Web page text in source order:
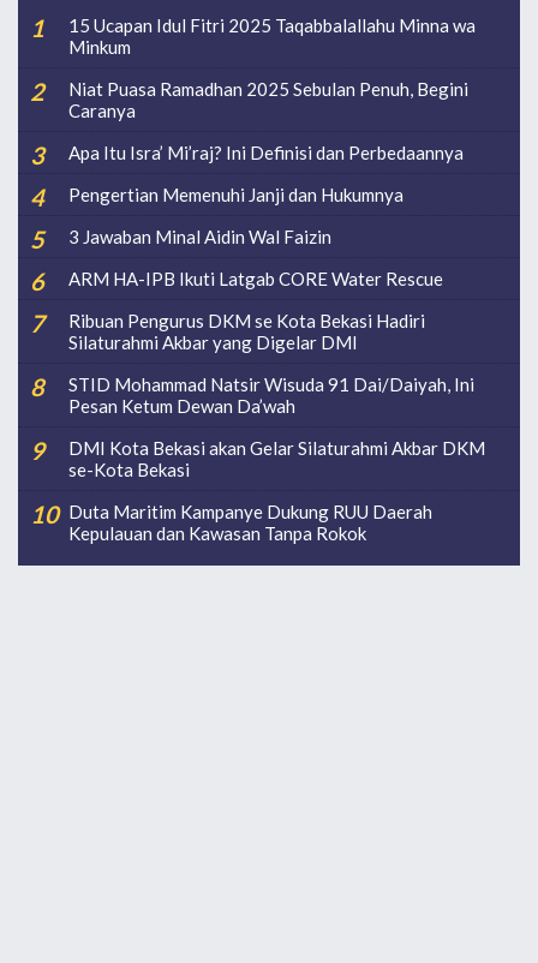
15 Ucapan Idul Fitri 2025 Taqabbalallahu Minna wa
Minkum
Niat Puasa Ramadhan 2025 Sebulan Penuh, Begini
Caranya
Apa Itu Isra’ Mi’raj? Ini Definisi dan Perbedaannya
Pengertian Memenuhi Janji dan Hukumnya
3 Jawaban Minal Aidin Wal Faizin
ARM HA-IPB Ikuti Latgab CORE Water Rescue
Ribuan Pengurus DKM se Kota Bekasi Hadiri
Silaturahmi Akbar yang Digelar DMI
STID Mohammad Natsir Wisuda 91 Dai/Daiyah, Ini
Pesan Ketum Dewan Da’wah
DMI Kota Bekasi akan Gelar Silaturahmi Akbar DKM
se-Kota Bekasi
Duta Maritim Kampanye Dukung RUU Daerah
Kepulauan dan Kawasan Tanpa Rokok